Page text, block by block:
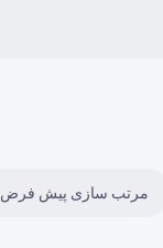
مرتب سازی پیش فرض